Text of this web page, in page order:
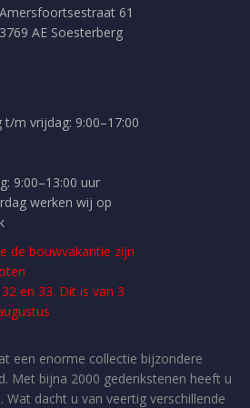
Amersfoortsestraat 61
3769 AE Soesterberg
t/m vrijdag: 9:00–17:00
9:00–13:00 uur
werken wij op
de bouwvakantie zijn
en 33. Dit is van 3
een enorme collectie bijzondere
Met bijna 2000 gedenkstenen heeft u
Wat dacht u van veertig verschillende